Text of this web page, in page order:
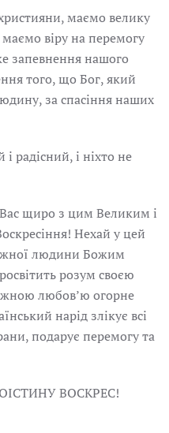
маємо велику
віру на перемогу
запевнення нашого
того, що Бог, який
за спасіння наших
радісний, і ніхто не
Вас щиро з цим Великим і
Нехай у цей
людини Божим
розум своєю
любовʼю огорне
нарід злікує всі
подарує перемогу та
ВОСКРЕС!